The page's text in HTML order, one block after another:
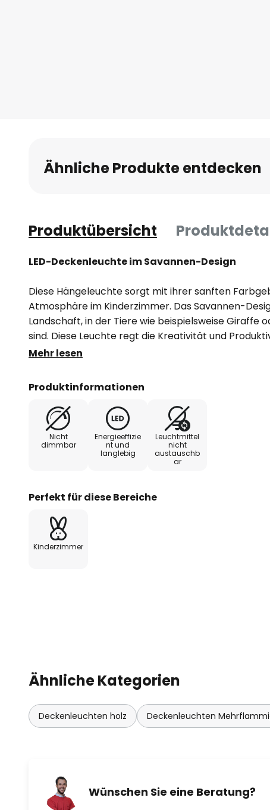
Ähnliche Produkte entdecken
Produktübersicht
LED-Deckenleuchte im Savannen-Design
Diese Hängeleuchte sorgt mit ihrer sanften
Atmosphäre im Kinderzimmer. Das Savannen-
Landschaft, in der Tiere wie beispielsweise Giraffe
sind. Diese Leuchte regt die Kreativität und
Leuchte angebracht sind, können separat als
gemeinsames Schalten aller Lichtquellen ist
erreichen.
- Nachtlichtfunktion mit 40 lm
Mehr lesen
Produktinformationen
Nicht
dimmbar
Energieeffizie
nt und
langlebig
Leuchtmittel
nicht
austauschb
ar
Perfekt für diese Bereiche
Kinderzimmer
Ähnliche Kategorien
Deckenleuchten holz Deckenleuchten
Wünschen Sie eine Beratung?